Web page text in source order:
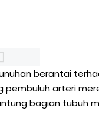
berantai
pembuluh arteri
bagian tubuh